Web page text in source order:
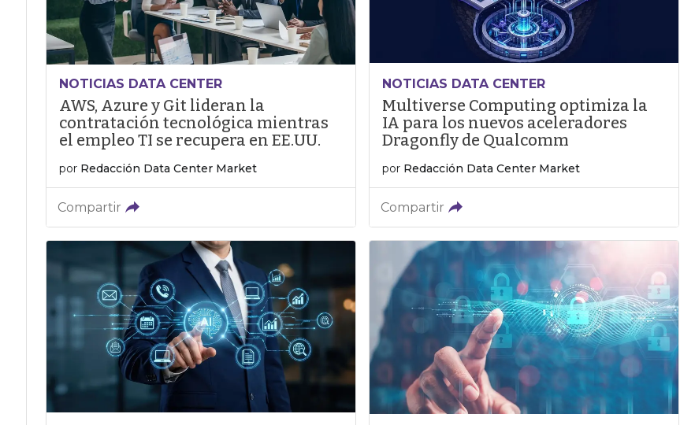
NOTICIAS DATA CENTER
AWS, Azure y Git lideran la
contratación tecnológica mientras
el empleo TI se recupera en EE.UU.
por Redacción Data Center Market
Compartir
NOTICIAS DATA CENTER
Multiverse Computing optimiza la
IA para los nuevos aceleradores
Dragonfly de Qualcomm
por Redacción Data Center Market
Compartir